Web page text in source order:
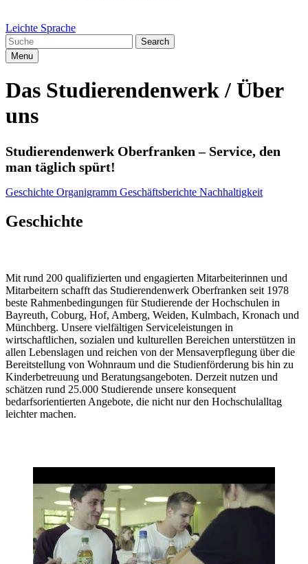
Leichte Sprache
Search
Menu
Das Studierendenwerk / Über
uns
Studierendenwerk Oberfranken – Service, den
man täglich spürt!
Geschichte Organigramm Geschäftsberichte Nachhaltigkeit
Geschichte
Mit rund 200 qualifizierten und engagierten Mitarbeiterinnen und
Mitarbeitern schafft das Studierendenwerk Oberfranken seit 1978
beste Rahmenbedingungen für Studierende der Hochschulen in
Bayreuth, Coburg, Hof, Amberg, Weiden, Kulmbach, Kronach und
Münchberg. Unsere vielfältigen Serviceleistungen in
wirtschaftlichen, sozialen und kulturellen Bereichen unterstützen in
allen Lebenslagen und reichen von der Mensaverpflegung über die
Bereitstellung von Wohnraum und die Studienförderung bis hin zu
Kinderbetreuung und Beratungsangeboten. Derzeit nutzen und
schätzen rund 25.000 Studierende unsere konsequent
bedarfsorientierten Angebote, die nicht nur den Hochschulalltag
leichter machen.